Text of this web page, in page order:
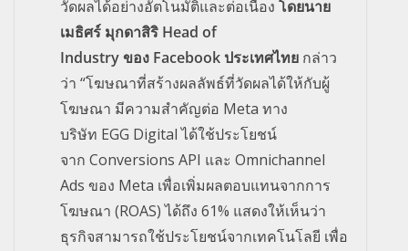
วัดผลได้อย่างอัตโนมัติและต่อเนื่อง โดยนาย
เมธิศร์ มุกดาสิริ Head of
Industry ของ Facebook ประเทศไทย กล่าว
ว่า “โฆษณาที่สร้างผลลัพธ์ที่วัดผลได้ให้กับผู้
โฆษณา มีความสำคัญต่อ Meta ทาง
บริษัท EGG Digital ได้ใช้ประโยชน์
จาก Conversions API และ Omnichannel
Ads ของ Meta เพื่อเพิ่มผลตอบแทนจากการ
โฆษณา (ROAS) ได้ถึง 61% แสดงให้เห็นว่า
ธุรกิจสามารถใช้ประโยชน์จากเทคโนโลยี เพื่อ